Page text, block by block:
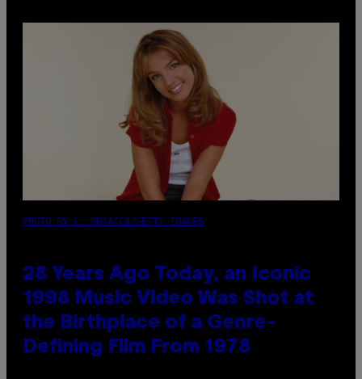
PHOTO BY L. BUSACCA/GETTY IMAGES
28 Years Ago Today, an Iconic
1998 Music Video Was Shot at
the Birthplace of a Genre-
Defining Film From 1978